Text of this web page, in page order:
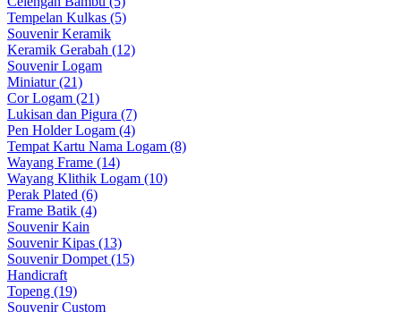
Tempelan Kulkas (5)
Souvenir Keramik
Keramik Gerabah (12)
Souvenir Logam
Miniatur (21)
Cor Logam (21)
Lukisan dan Pigura (7)
Pen Holder Logam (4)
Tempat Kartu Nama Logam (8)
Wayang Frame (14)
Wayang Klithik Logam (10)
Perak Plated (6)
Frame Batik (4)
Souvenir Kain
Souvenir Kipas (13)
Souvenir Dompet (15)
Handicraft
Topeng (19)
Souvenir Custom